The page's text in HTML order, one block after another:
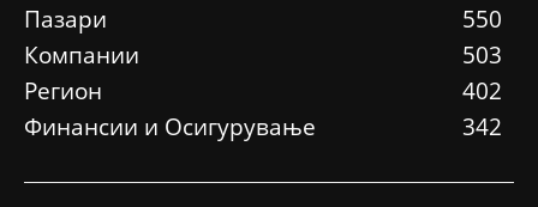
Пазари
550
Компании
503
Регион
402
Финансии и Осигурување
342